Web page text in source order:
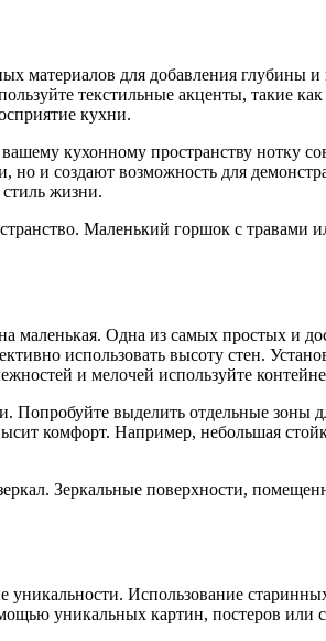
материалов для добавления глубины
текстильные акценты, такие
кухни.
кухонному пространству нотку
и создают возможность для
жизни.
Маленький горшок с
маленькая. Одна из самых простых и
использовать высоту стен.
и мелочей используйте
выделить отдельные зоны
комфорт. Например, небольшая
Зеркальные поверхности,
Использование
уникальных картин, постеров